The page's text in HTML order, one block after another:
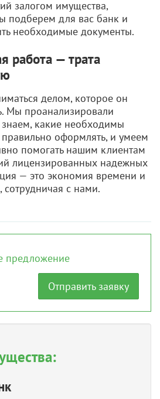
залогом имущества,
подберем для вас банк и
необходимые документы.
работа — трата
делом, которое он
Мы проанализировали
какие необходимы
оформлять, и умеем
помогать нашим клиентам
лицензированных надежных
— это экономия времени и
сотрудничая с нами.
предложение
Отправить заявку